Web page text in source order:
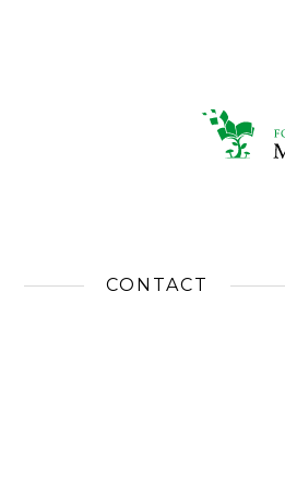
CONTACT